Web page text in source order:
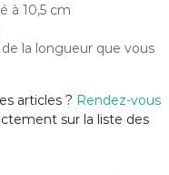
à 10,5 cm
la longueur que vous
articles ? Rendez-vous
sur la liste des